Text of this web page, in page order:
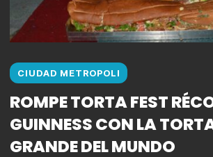
CIUDAD METROPOLI
ROMPE TORTA FEST
GUINNESS CON LA
GRANDE DEL MUNDO